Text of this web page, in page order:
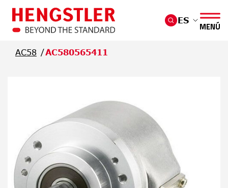
Saltar al contenido principal
ES
MENÚ
AC58 AC580565411